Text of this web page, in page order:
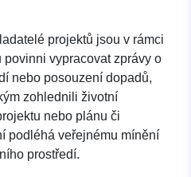
projektů jsou v rámci
vypracovat zprávy o
nebo posouzení dopadů,
zohlednili životní
nebo plánu či
podléhá veřejnému mínění
prostředí.